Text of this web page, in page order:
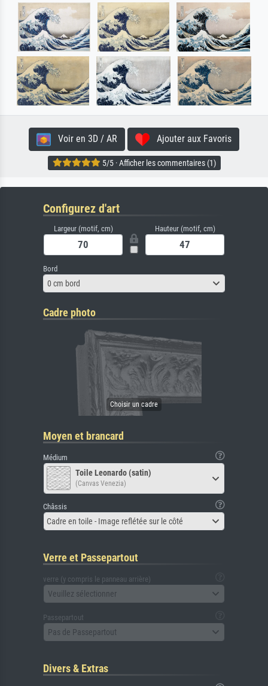
Voir en 3D / AR Ajouter aux Favoris
5/5 · Afficher les commentaires (1)
Configurez d'art
Largeur (motif, cm) Hauteur (motif, cm)
Bord
0 cm bord
Cadre photo
Moyen et brancard
Médium
Toile Leonardo (satin)
(Canvas Venezia)
Châssis
Cadre en toile - Image reflétée sur le côté
Verre et Passepartout
verre (y compris le panneau arrière)
Veuillez sélectionner
Passepartout
Pas de Passepartout
Divers & Extras